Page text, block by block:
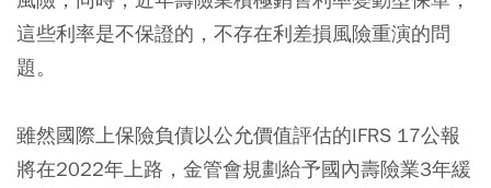
這些利率是不保證的，不存在利差損風險重演的問
題。
雖然國際上保險負債以公允價值評估的IFRS 17公報
將在2022年上路，金管會規劃給予國內壽險業3年緩